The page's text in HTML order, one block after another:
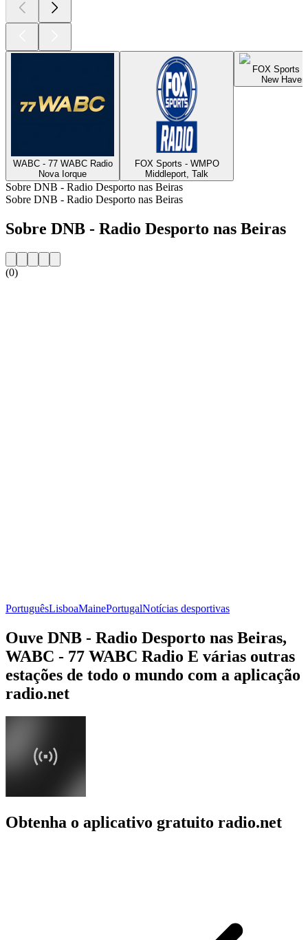
WABC - 77 WABC Radio
Nova Iorque
FOX Sports - WMPO
Middleport, Talk
FOX Sports
New
Sobre DNB - Radio Desporto nas Beiras
Sobre DNB - Radio Desporto nas Beiras
Sobre DNB - Radio Desporto nas Beiras
(0)
PortuguêsLisboaMainePortugalNotícias desportivas
Ouve DNB - Radio Desporto nas Beiras,
WABC - 77 WABC Radio E várias outras
estações de todo o mundo com a aplicação
radio.net
Obtenha o aplicativo gratuito radio.net